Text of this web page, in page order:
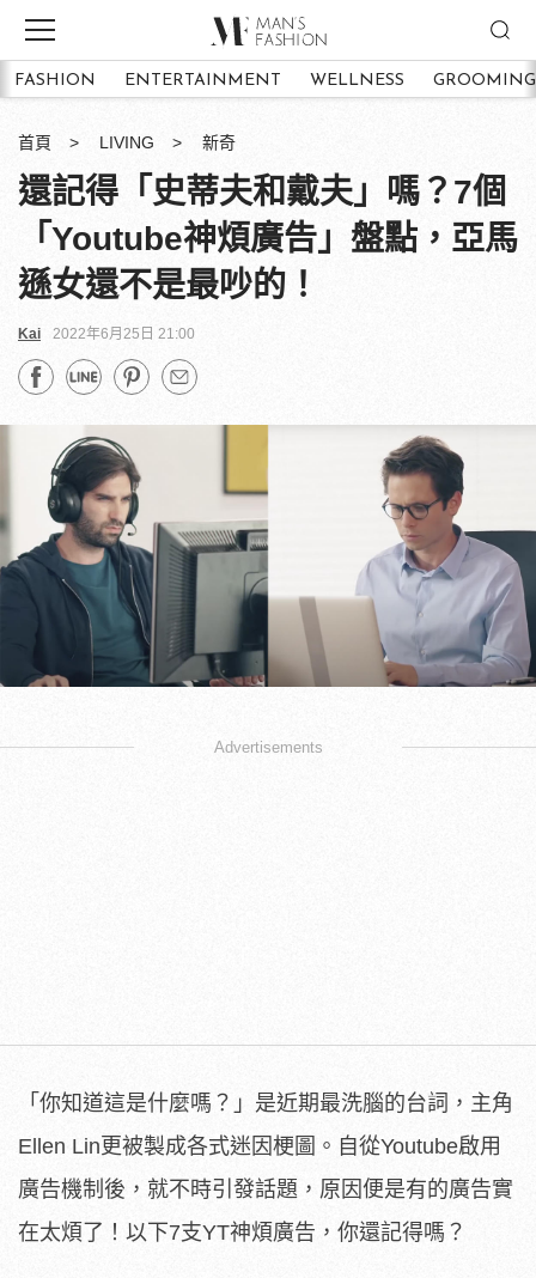
FASHION ENTERTAINMENT WELLNESS GROOMING
首頁 LIVING 新奇
還記得「史蒂夫和戴夫」嗎？7個
「Youtube神煩廣告」盤點，亞馬
遜女還不是最吵的！
Kai 2022年6月25日 21:00
Advertisements
「你知道這是什麼嗎？」是近期最洗腦的台詞，主角
Ellen Lin更被製成各式迷因梗圖。自從Youtube啟用
廣告機制後，就不時引發話題，原因便是有的廣告實
在太煩了！以下7支YT神煩廣告，你還記得嗎？